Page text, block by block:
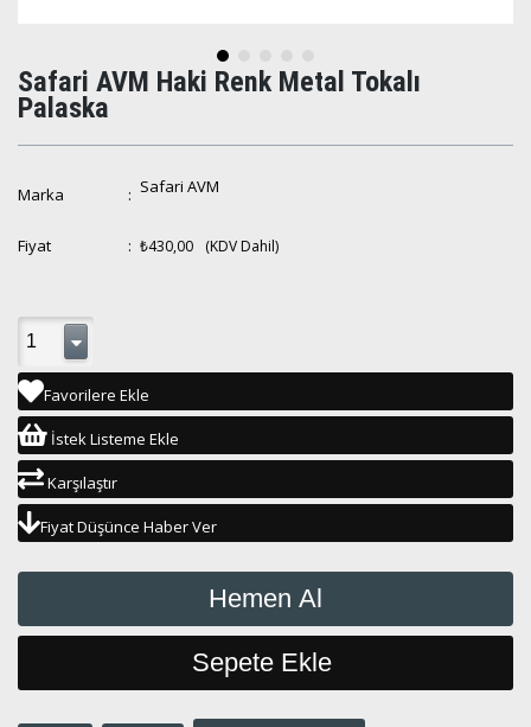
Safari AVM Haki Renk Metal Tokalı
Palaska
Marka : Safari AVM
Fiyat : ₺430,00 (KDV Dahil)
Favorilere Ekle
İstek Listeme Ekle
Karşılaştır
Fiyat Düşünce Haber Ver